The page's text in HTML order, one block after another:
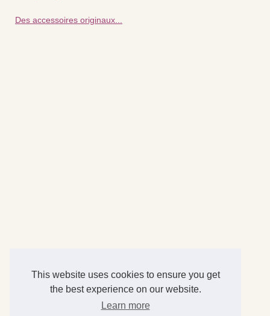
This website uses cookies to ensure you get
the best experience on our website.
Learn more
Des accessoires originaux...